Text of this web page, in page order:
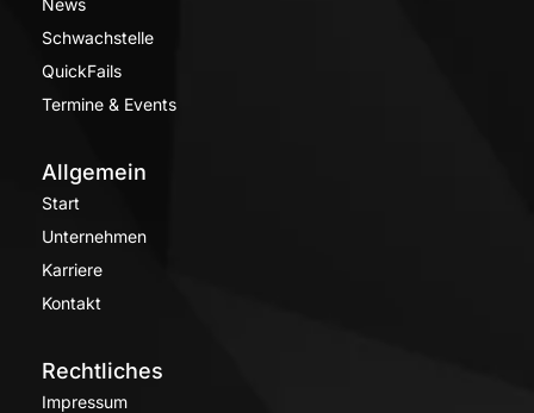
Schwachstelle
QuickFails
Termine & Events
Allgemein
Start
Unternehmen
Karriere
Kontakt
Rechtliches
Impressum